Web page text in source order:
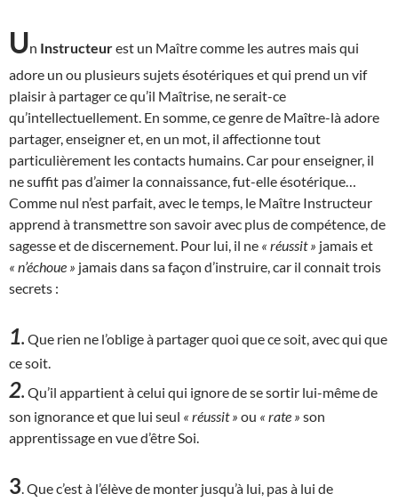
Un Instructeurest un Maître comme les autres mais qui
adore un ou plusieurs sujets ésotériques et qui prend un vif
plaisir à partager ce qu’il Maîtrise, ne serait-ce
qu’intellectuellement. En somme, ce genre de Maître-là adore
partager, enseigner et, en un mot, il affectionne tout
particulièrement les contacts humains. Car pour enseigner, il
ne suffit pas d’aimer la connaissance, fut-elle ésotérique…
Comme nul n’est parfait, avec le temps, le Maître Instructeur
apprend à transmettre son savoir avec plus de compétence, de
sagesse et de discernement. Pour lui, il ne « réussit » jamais et
« n’échoue » jamais dans sa façon d’instruire, car il connait trois
secrets :
1. Que rien ne l’oblige à partager quoi que ce soit, avec qui que
ce soit.
2. Qu’il appartient à celui qui ignore de se sortir lui-même de
son ignorance et que lui seul « réussit » ou « rate » son
apprentissage en vue d’être Soi.
3 . Que c’est à l’élève de monter jusqu’à lui, pas à lui de